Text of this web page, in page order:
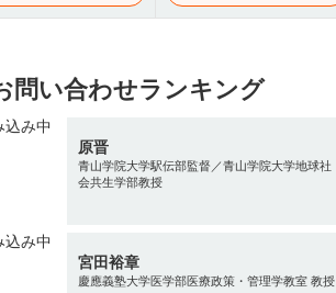
問い合わせランキング
原晋
青山学院大学駅伝部監督／青山学院大学地球社
会共生学部教授
宮田裕章
慶應義塾大学医学部医療政策・管理学教室 教授